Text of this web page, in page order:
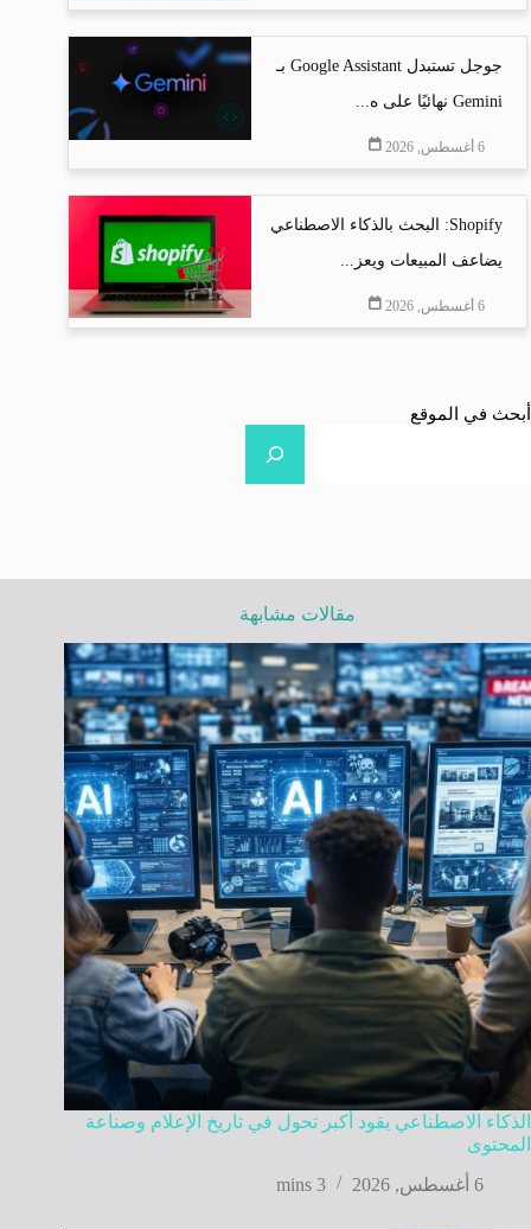
جوجل تستبدل Google Assistant بـ
Gemini نهائيًا على ه...
6 أغسطس, 2026
Shopify: البحث بالذكاء الاصطناعي
يضاعف المبيعات ويعز...
6 أغسطس, 2026
أبحث في الموقع
مقالات مشابهة
الذكاء الاصطناعي يقود أكبر تحول في تاريخ الإعلام وصناعة
المحتوى
6 أغسطس, 2026
3 mins